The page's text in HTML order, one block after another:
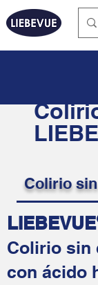
Colirio
LIEBEVUE
Colirio sin
con ácido